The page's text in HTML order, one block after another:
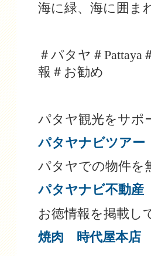
海に緑、海に囲ま
＃パタヤ＃
報＃お勧め
パタヤ観光をサポ
パタヤナビツアー
パタヤでの物件を
パタヤナビ不動産
お徳情報を掲載し
焼肉 時代屋本店